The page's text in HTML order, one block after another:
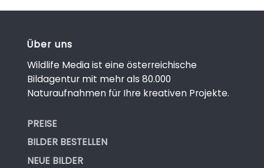
Über uns
Wildlife Media ist eine österreichische
Bildagentur mit mehr als 80.000
Naturaufnahmen für Ihre kreativen Projekte.
PREISE
BILDER BESTELLEN
NEUE BILDER